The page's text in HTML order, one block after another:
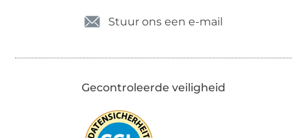
Stuur ons een e-mail
Gecontroleerde veiligheid